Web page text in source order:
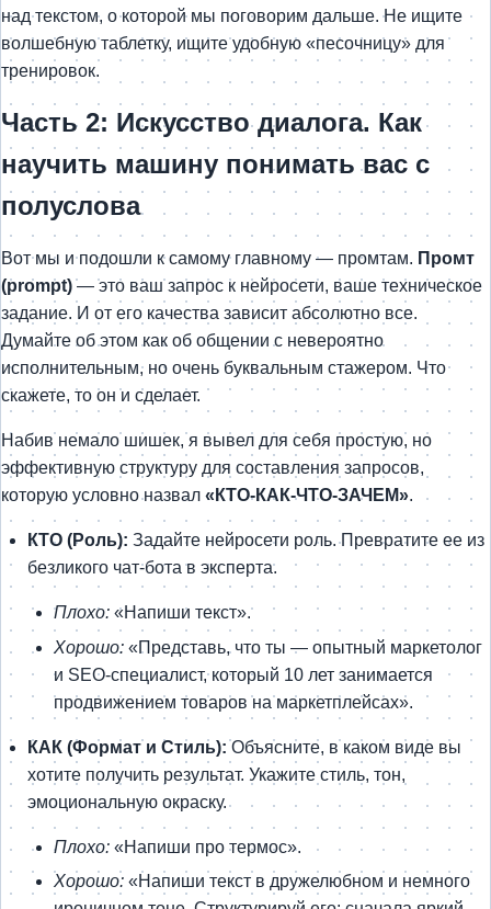
над текстом, о которой мы поговорим дальше. Не ищите
волшебную таблетку, ищите удобную «песочницу» для
тренировок.
Часть 2: Искусство диалога. Как
научить машину понимать вас с
полуслова
Вот мы и подошли к самому главному — промтам. Промт
(prompt)— это ваш запрос к нейросети, ваше техническое
задание. И от его качества зависит абсолютно все.
Думайте об этом как об общении с невероятно
исполнительным, но очень буквальным стажером. Что
скажете, то он и сделает.
Набив немало шишек, я вывел для себя простую, но
эффективную структуру для составления запросов,
которую условно назвал «КТО-КАК-ЧТО-ЗАЧЕМ».
КТО (Роль): Задайте нейросети роль. Превратите ее из
безликого чат-бота в эксперта.
Плохо: «Напиши текст».
Хорошо: «Представь, что ты — опытный маркетолог
и SEO-специалист, который 10 лет занимается
продвижением товаров на маркетплейсах».
КАК (Формат и Стиль):Объясните, в каком виде вы
хотите получить результат. Укажите стиль, тон,
эмоциональную окраску.
Плохо: «Напиши про термос».
Хорошо: «Напиши текст в дружелюбном и немного